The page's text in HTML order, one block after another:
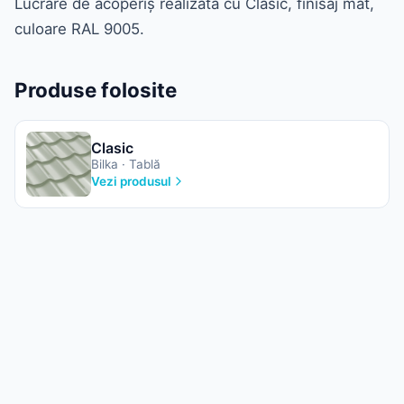
culoare RAL 9005.
Produse folosite
Clasic
Bilka · Tablă
Vezi produsul